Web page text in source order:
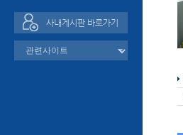
사내게시판 바로가기